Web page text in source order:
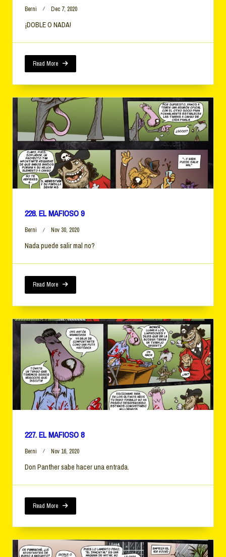
Berni Dec 7, 2020
¡DOBLE O NADA!
Read More
228. EL MAFIOSO 9
Berni Nov 30, 2020
Nada puede salir mal no?
Read More
227. EL MAFIOSO 8
Berni Nov 16, 2020
Don Panther sabe hacer una entrada.
Read More